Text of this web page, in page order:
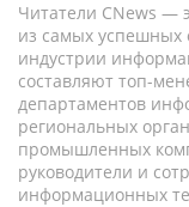
Читатели CNews —
из самых успешных
индустрии
составляют топ-
департаментов
региональных
промышленных
руководители и
информационных